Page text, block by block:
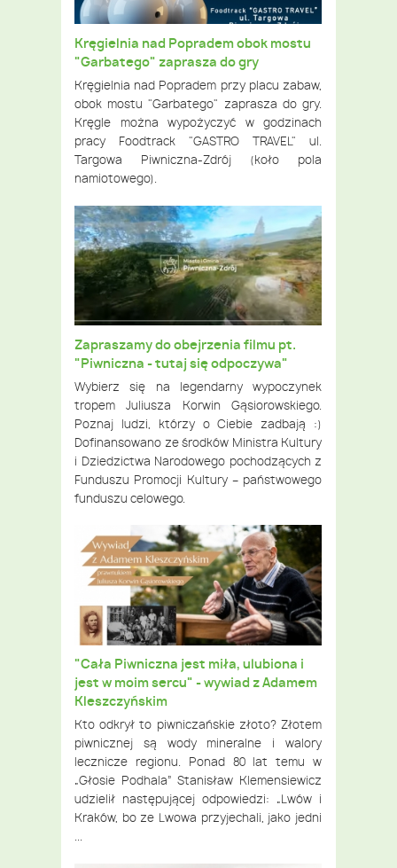
Kręgielnia nad Popradem obok mostu
"Garbatego" zaprasza do gry
Kręgielnia nad Popradem przy placu zabaw,
obok mostu "Garbatego" zaprasza do gry.
Kręgle można wypożyczyć w godzinach
pracy Foodtrack "GASTRO TRAVEL" ul.
Targowa Piwniczna-Zdrój (koło pola
namiotowego).
Zapraszamy do obejrzenia filmu pt.
"Piwniczna - tutaj się odpoczywa"
Wybierz się na legendarny wypoczynek
tropem Juliusza Korwin Gąsiorowskiego.
Poznaj ludzi, którzy o Ciebie zadbają :)
Dofinansowano ze środków Ministra Kultury
i Dziedzictwa Narodowego pochodzących z
Funduszu Promocji Kultury – państwowego
funduszu celowego.
"Cała Piwniczna jest miła, ulubiona i
jest w moim sercu" - wywiad z Adamem
Kleszczyńskim
Kto odkrył to piwniczańskie złoto? Złotem
piwnicznej są wody mineralne i walory
lecznicze regionu. Ponad 80 lat temu w
„Głosie Podhala” Stanisław Klemensiewicz
udzielił następującej odpowiedzi: „Lwów i
Kraków, bo ze Lwowa przyjechali, jako jedni
...